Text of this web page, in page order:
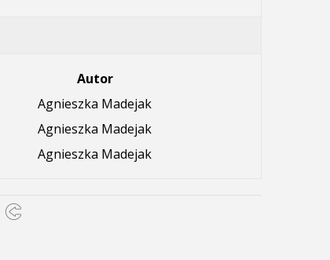
Autor
Agnieszka Madejak
Agnieszka Madejak
Agnieszka Madejak